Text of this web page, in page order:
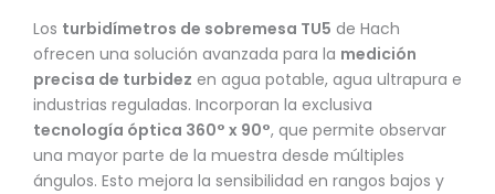
Los turbidímetros de sobremesa TU5 de Hach
ofrecen una solución avanzada para la medición
precisa de turbidez en agua potable, agua ultrapura e
industrias reguladas. Incorporan la exclusiva
tecnología óptica 360° x 90°, que permite observar
una mayor parte de la muestra desde múltiples
ángulos. Esto mejora la sensibilidad en rangos bajos y